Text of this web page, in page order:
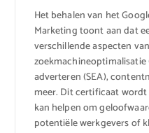
Het behalen van het
Marketing toont aan dat
verschillende aspecten
zoekmachineoptimalisatie
adverteren (SEA),
meer. Dit certificaat
kan helpen om
potentiële werkgevers of